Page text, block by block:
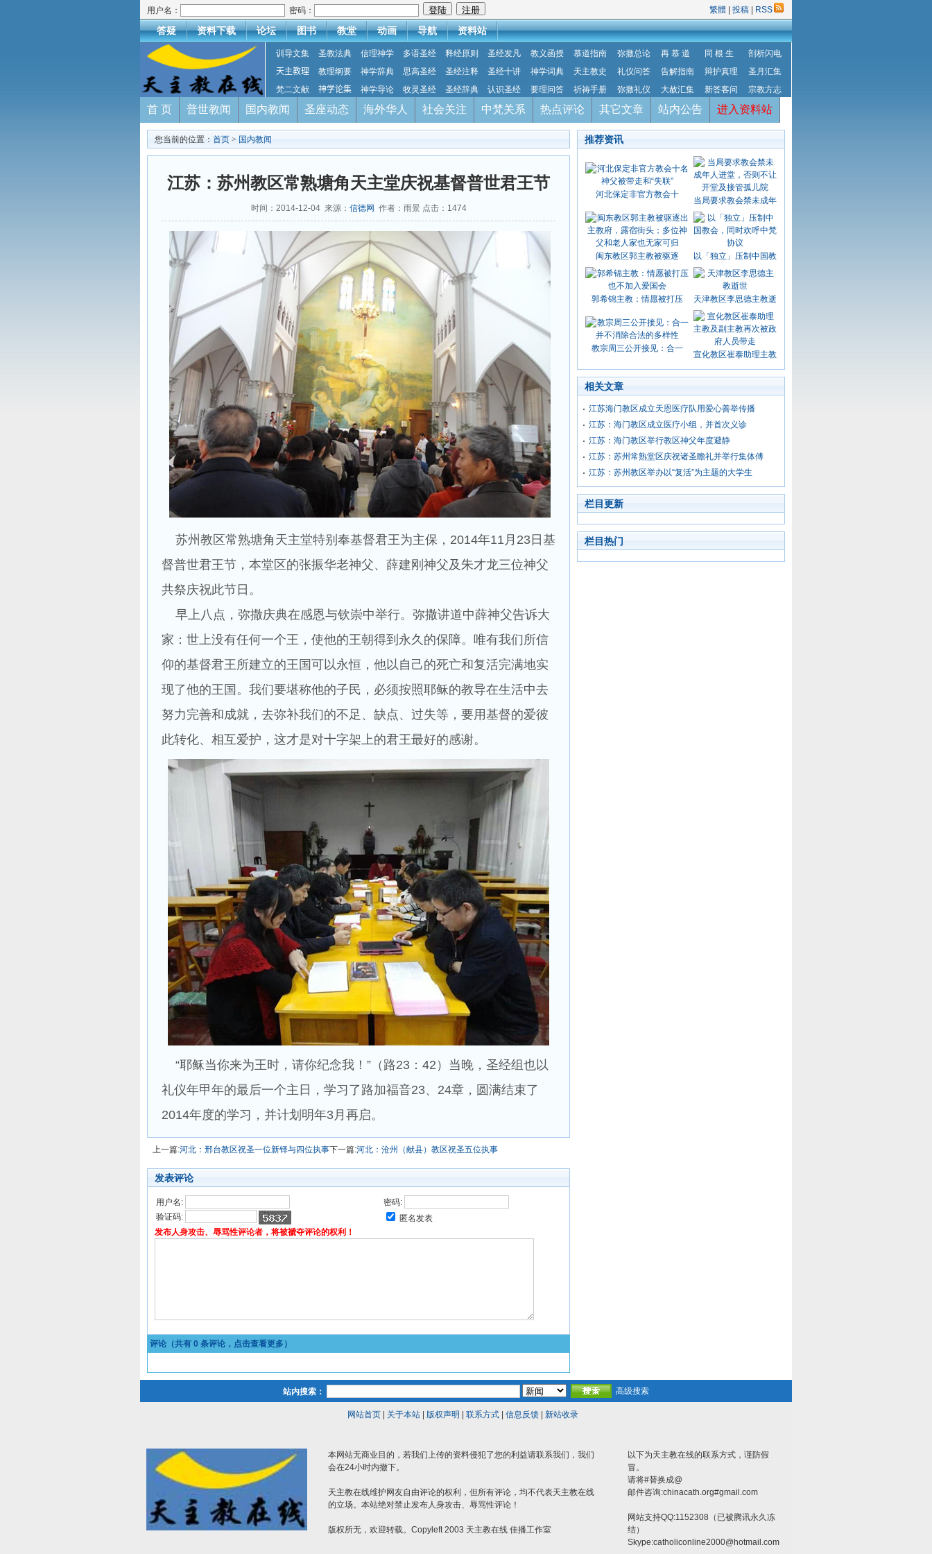
用户名： 密码： 繁體 投稿 RSS
答疑 资料下载 论坛 图书 教堂 动画 导航 资料站
训导文集 圣教法典 信理神学 多语圣经 释经原则 圣经发凡 教义函授 慕道指南 弥撒总论 再 慕 道 同 根 生
剖析闪电
天主教理
教理纲要 神学辞典 思高圣经 圣经注释 圣经十讲 神学词典 天主教史 礼仪问答 告解指南 辩护真理
圣月汇集
梵二文献
神学论集 神学导论 牧灵圣经 圣经辞典 认识圣经 要理问答 祈祷手册 弥撒礼仪 大赦汇集 新答客问 宗教方志
首 页 普世教闻 国内教闻 圣座动态 海外华人 社会关注 中梵关系 热点评论 其它文章 站内公告 进入资料站
您当前的位置： 首页 > 国内教闻
江苏：苏州教区常熟塘角天主堂庆祝基督普世君王节
时间：2014-12-04 来源： 信德网 作者：雨景 点击： 1474
苏州教区常熟塘角天主堂特别奉基督君王为主保，2014年11月23日基
督普世君王节，本堂区的张振华老神父、薛建刚神父及朱才龙三位神父
共祭庆祝此节日。
早上八点，弥撒庆典在感恩与钦崇中举行。弥撒讲道中薛神父告诉大
家：世上没有任何一个王，使他的王朝得到永久的保障。唯有我们所信
仰的基督君王所建立的王国可以永恒，他以自己的死亡和复活完满地实
现了他的王国。我们要堪称他的子民，必须按照耶稣的教导在生活中去
努力完善和成就，去弥补我们的不足、缺点、过失等，要用基督的爱彼
此转化、相互爱护，这才是对十字架上的君王最好的感谢。
“耶稣当你来为王时，请你纪念我！”（路23：42）当晚，圣经组也以
礼仪年甲年的最后一个主日，学习了路加福音23、24章，圆满结束了
2014年度的学习，并计划明年3月再启。
上一篇:河北：邢台教区祝圣一位新铎与四位执事下一篇:河北：沧州（献县）教区祝圣五位执事
发表评论
用户名:
密码:
验证码:
匿名发表
发布人身攻击、辱骂性评论者，将被褫夺评论的权利！
评论（共有 0 条评论，点击查看更多）
推荐资讯
河北保定非官方教会十
当局要求教会禁未成年
闽东教区郭主教被驱逐 以「独立」压制中国教
郭希锦主教：情愿被打压 天津教区李思德主教逝
教宗周三公开接见：合一
宣化教区崔泰助理主教
相关文章
江苏海门教区成立天恩医疗队用爱心善举传播
江苏：海门教区成立医疗小组，并首次义诊
江苏：海门教区举行教区神父年度避静
江苏：苏州常熟堂区庆祝诸圣瞻礼并举行集体傅
江苏：苏州教区举办以“复活”为主题的大学生
栏目更新
栏目热门
站内搜索： 高级搜索
网站首页| 关于本站| 版权声明 联系方式| 信息反馈| 新站收录
本网站无商业目的，若我们上传的资料侵犯了您的利益请联系我们，我们
会在24小时内撤下。
天主教在线维护网友自由评论的权利，但所有评论，均不代表天主教在线
的立场。本站绝对禁止发布人身攻击、辱骂性评论！
版权所无，欢迎转载。Copyleft 2003 天主教在线 佳播工作室
以下为天主教在线的联系方式，谨防假
冒。
请将#替换成@
邮件咨询:chinacath.org#gmail.com
网站支持QQ:1152308（已被腾讯永久冻
结）
Skype:catholiconline2000@hotmail.com